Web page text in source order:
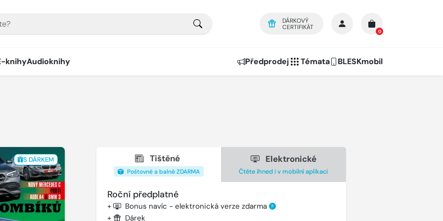
DÁRKOVÝ
CERTIFIKÁT
0
knihyAudioknihy Předprodej Témata BLESKmobil
S DÁRKEM Tištěné
Poštovné a balné ZDARMA
Elektronické
Čtěte ihned i v mobilní aplikaci
Roční předplatné
+ Bonus navíc - elektronická verze zdarma ?
+ Dárek